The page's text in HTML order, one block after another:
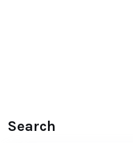
Search